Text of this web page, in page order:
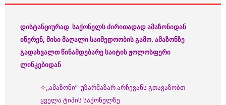
დისტანციურად საქონელს ძირითადად ამაზონიდან
იწერენ, მისი მაღალი საიმედოობის გამო. ამაზონზე
გადახვალთ წინამდებარე საიტის ჟოლოსფერი
ლინკებიდან
✧,,ამაზონი” უზარმაზარ არჩევანს გთავაზობთ
ყველა ტიპის საქონელზე